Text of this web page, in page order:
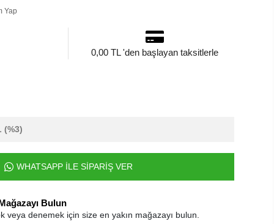
Yap
0,00 TL 'den başlayan taksitlerle
(%3)
WHATSAPP İLE SİPARİŞ VER
Bulun
veya denemek için size en yakın mağazayı bulun.